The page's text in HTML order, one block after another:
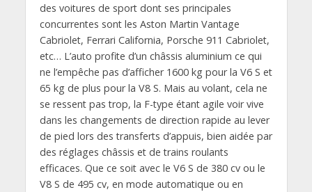
des voitures de sport dont ses principales
concurrentes sont les Aston Martin Vantage
Cabriolet, Ferrari California, Porsche 911 Cabriolet,
etc… L’auto profite d’un châssis aluminium ce qui
ne l’empêche pas d’afficher 1600 kg pour la V6 S et
65 kg de plus pour la V8 S. Mais au volant, cela ne
se ressent pas trop, la F-type étant agile voir vive
dans les changements de direction rapide au lever
de pied lors des transferts d’appuis, bien aidée par
des réglages châssis et de trains roulants
efficaces. Que ce soit avec le V6 S de 380 cv ou le
V8 S de 495 cv, en mode automatique ou en